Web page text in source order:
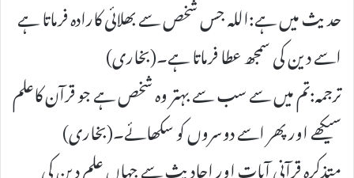
حدیث میں ہے:اللہ جس شخص سے بھلائی کارادہ فرماتا ہے
اسے دین کی سمجھ عطا فرماتا ہے۔(بخاری)
ترجمہ:تم میں سے سب سے بہتر وہ شخص ہے جو قرآن کاعلم
سیکھے اور پھر اسے دوسروں کو سکھائے۔(بخاری)
متذکرہ قرآنی آیات اور احادیث سے جہاں علم دین کی